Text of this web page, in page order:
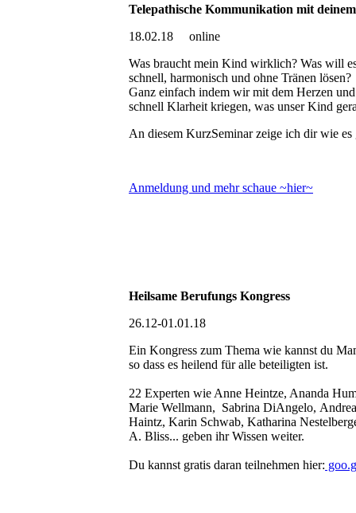
Telepathische Kommunikation mit
18.02.18 online
Was braucht mein Kind wirklich? Was will
schnell, harmonisch und ohne Tränen lösen?
Ganz einfach indem wir mit dem Herzen
schnell Klarheit kriegen, was unser Kind
An diesem KurzSeminar zeige ich dir wie es
Anmeldung und mehr schaue ~hier~
Heilsame Berufungs Kongress
26.12-01.01.18
Ein Kongress zum Thema wie kannst du
so dass es heilend für alle beteiligten ist.
22 Experten wie Anne Heintze, Ananda
Marie Wellmann, Sabrina DiAngelo,
Haintz, Karin Schwab, Katharina
A. Bliss... geben ihr Wissen weiter.
Du kannst gratis daran teilnehmen hier: